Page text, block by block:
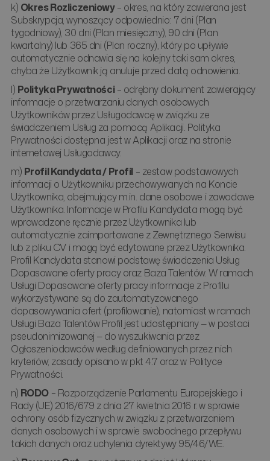
k) Okres Rozliczeniowy– okres, na który zawierana jest
Subskrypcja, wynoszący odpowiednio: 7 dni (Plan
tygodniowy), 30 dni (Plan miesięczny), 90 dni (Plan
kwartalny) lub 365 dni (Plan roczny), który po upływie
automatycznie odnawia się na kolejny taki sam okres,
chyba że Użytkownik ją anuluje przed datą odnowienia.
l) Polityka Prywatności– odrębny dokument zawierający
informacje o przetwarzaniu danych osobowych
Użytkowników przez Usługodawcę w związku ze
świadczeniem Usług za pomocą Aplikacji. Polityka
Prywatności dostępna jest w Aplikacji oraz na stronie
internetowej Usługodawcy.
m) Profil Kandydata / Profil– zestaw podstawowych
informacji o Użytkowniku przechowywanych na Koncie
Użytkownika, obejmujący m.in. dane osobowe i zawodowe
Użytkownika. Informacje w Profilu Kandydata mogą być
wprowadzone ręcznie przez Użytkownika lub
automatycznie zaimportowane z Zewnętrznego Serwisu
lub z pliku CV i mogą być edytowane przez Użytkownika.
Profil Kandydata stanowi podstawę świadczenia Usług
Dopasowane oferty pracy oraz Baza Talentów. W ramach
Usługi Dopasowane oferty pracy informacje z Profilu
wykorzystywane są do zautomatyzowanego
dopasowywania ofert (profilowanie), natomiast w ramach
Usługi Baza Talentów Profil jest udostępniany — w postaci
pseudonimizowanej — do wyszukiwania przez
Ogłoszeniodawców według definiowanych przez nich
kryteriów; zasady opisano w pkt 4.7 oraz w Polityce
Prywatności.
n) RODO – Rozporządzenie Parlamentu Europejskiego i
Rady (UE) 2016/679 z dnia 27 kwietnia 2016 r. w sprawie
ochrony osób fizycznych w związku z przetwarzaniem
danych osobowych i w sprawie swobodnego przepływu
takich danych oraz uchylenia dyrektywy 95/46/WE.